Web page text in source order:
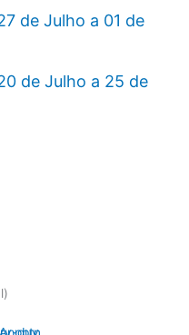
de Julho a 01 de
de Julho a 25 de